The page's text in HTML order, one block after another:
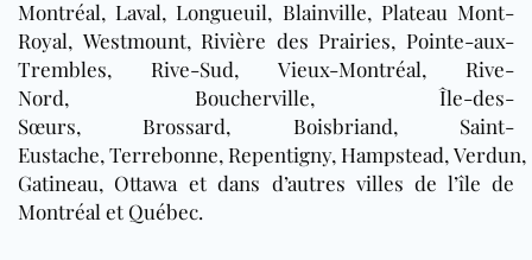
Montréal, Laval, Longueuil, Blainville, Plateau Mont-
Royal, Westmount, Rivière des Prairies, Pointe-aux-
Trembles, Rive-Sud, Vieux-Montréal, Rive-
Nord, Boucherville, Île-des-
Sœurs, Brossard, Boisbriand, Saint-
Eustache, Terrebonne, Repentigny, Hampstead, Verdun,
Gatineau, Ottawa et dans d’autres villes de l’île de
Montréal et Québec.